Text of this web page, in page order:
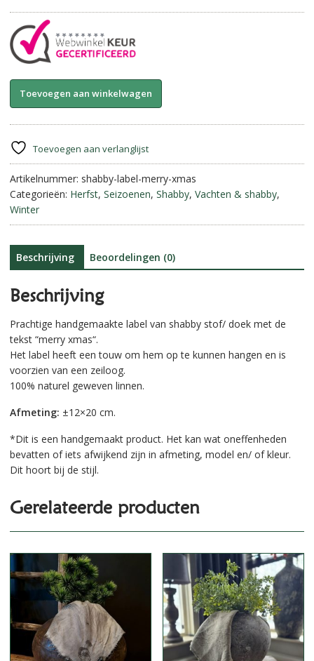
Label
van
||
Merry
Xmas.
aantal
Toevoegen aan winkelwagen
n
a
t
v
Toevoegen aan verlanglijst
Artikelnummer: shabby-label-merry-xmas
Categorieën: Herfst, Seizoenen, Shabby, Vachten & shabby,
Winter
Beschrijving Beoordelingen (0)
Beschrijving
Prachtige handgemaakte label van shabby stof/ doek met de
tekst “merry xmas“.
Het label heeft een touw om hem op te kunnen hangen en is
voorzien van een zeiloog.
100% naturel geweven linnen.
Afmeting: ±12×20 cm.
*Dit is een handgemaakt product. Het kan wat oneffenheden
bevatten of iets afwijkend zijn in afmeting, model en/ of kleur.
Dit hoort bij de stijl.
Gerelateerde producten